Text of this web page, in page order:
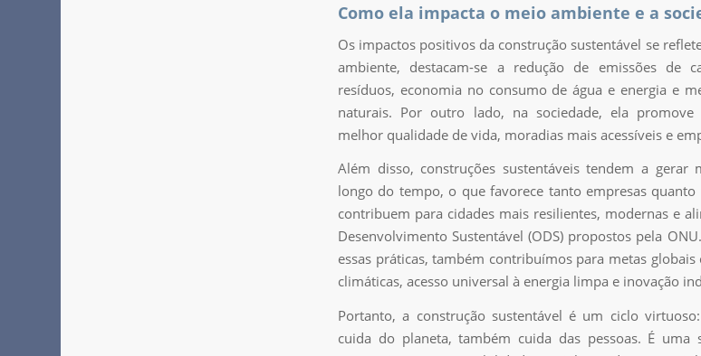
Como ela impacta o meio ambiente e a
Os impactos positivos da construção sustentável se
ambiente, destacam-se a redução de emissões de
resíduos, economia no consumo de água e energia e
naturais. Por outro lado, na sociedade, ela promove
melhor qualidade de vida, moradias mais acessíveis e
Além disso, construções sustentáveis tendem a gerar
longo do tempo, o que favorece tanto empresas
contribuem para cidades mais resilientes, modernas e
Desenvolvimento Sustentável (ODS) propostos pela
essas práticas, também contribuímos para metas
climáticas, acesso universal à energia limpa e inovação
Portanto, a construção sustentável é um ciclo
cuida do planeta, também cuida das pessoas. É uma